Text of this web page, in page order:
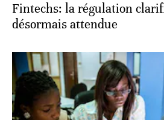
Fintechs: la régulation
désormais attendue